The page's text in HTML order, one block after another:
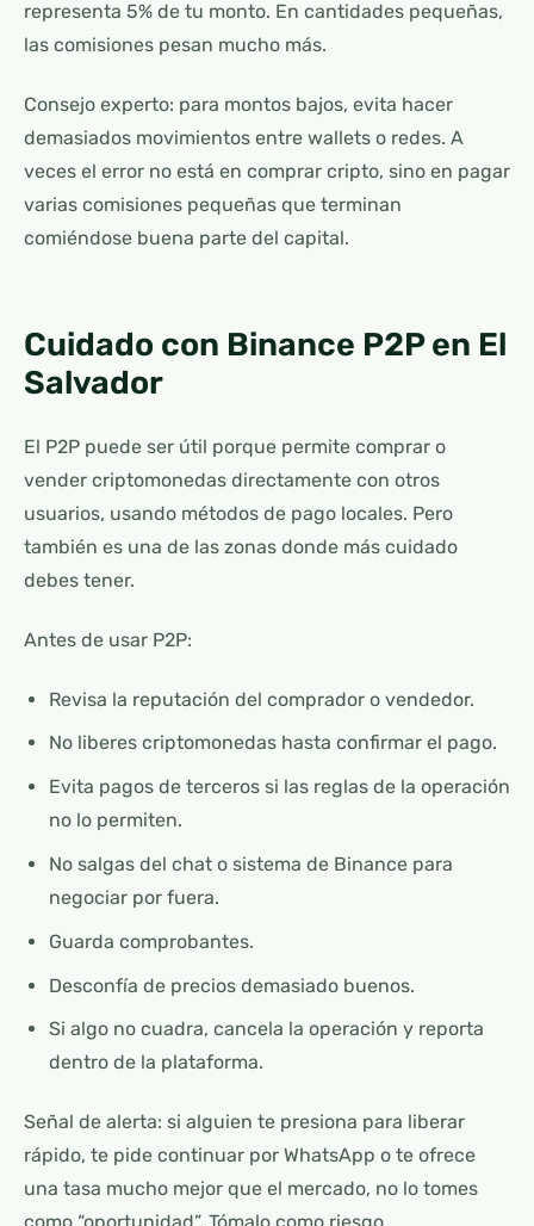
representa 5% de tu monto. En cantidades pequeñas,
las comisiones pesan mucho más.
Consejo experto: para montos bajos, evita hacer
demasiados movimientos entre wallets o redes. A
veces el error no está en comprar cripto, sino en pagar
varias comisiones pequeñas que terminan
comiéndose buena parte del capital.
Cuidado con Binance P2P en El
Salvador
El P2P puede ser útil porque permite comprar o
vender criptomonedas directamente con otros
usuarios, usando métodos de pago locales. Pero
también es una de las zonas donde más cuidado
debes tener.
Antes de usar P2P:
Revisa la reputación del comprador o vendedor.
No liberes criptomonedas hasta confirmar el pago.
Evita pagos de terceros si las reglas de la operación
no lo permiten.
No salgas del chat o sistema de Binance para
negociar por fuera.
Guarda comprobantes.
Desconfía de precios demasiado buenos.
Si algo no cuadra, cancela la operación y reporta
dentro de la plataforma.
Señal de alerta: si alguien te presiona para liberar
rápido, te pide continuar por WhatsApp o te ofrece
una tasa mucho mejor que el mercado, no lo tomes